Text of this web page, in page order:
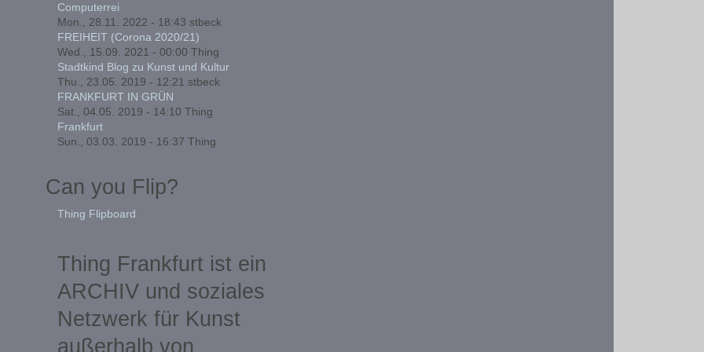
Computerrei
Mon., 28.11. 2022 - 18:43 stbeck
FREIHEIT (Corona 2020/21)
Wed., 15.09. 2021 - 00:00 Thing
Stadtkind Blog zu Kunst und Kultur
Thu., 23.05. 2019 - 12:21 stbeck
FRANKFURT IN GRÜN
Sat., 04.05. 2019 - 14:10 Thing
Frankfurt
Sun., 03.03. 2019 - 16:37 Thing
Can you Flip?
Thing Flipboard
Thing Frankfurt ist ein
ARCHIV und soziales
Netzwerk für Kunst
außerhalb von